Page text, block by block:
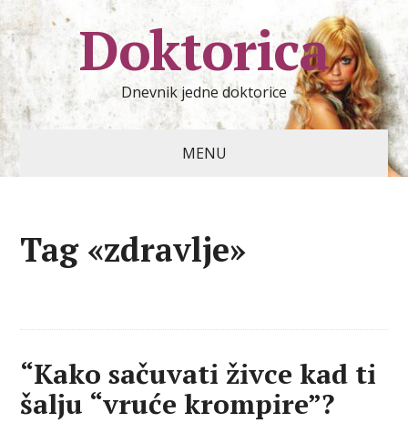
Doktorica
Dnevnik jedne doktorice
MENU
Tag «zdravlje»
“Kako sačuvati živce kad ti
šalju “vruće krompire”?